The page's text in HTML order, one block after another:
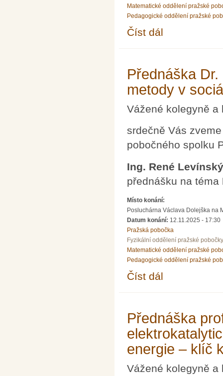
Matematické oddělení pražské
Pedagogické oddělení pražské
Číst dál
Přednáška
metody v
Vážené kolegyně a
srdečně Vás
pobočného spolku
Ing. René
přednášku na téma
Místo konání:
Posluchárna Václava Dolejška na
Datum konání: 12.11.2025 - 17:30
Pražská pobočka
Fyzikální oddělení pražské pobočky
Matematické oddělení pražské
Pedagogické oddělení pražské
Číst dál
Přednáška
energie – klíč
Vážené kolegyně a